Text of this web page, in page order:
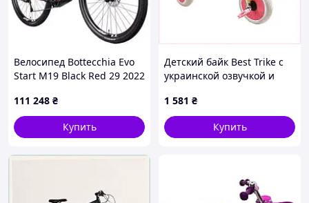
Велосипед Bottecchia Evo
Start M19 Black Red 29 2022
111 248 ₴
Купить
Детский байк Best Trike с
украинской озвучкой и
1 581 ₴
Купить